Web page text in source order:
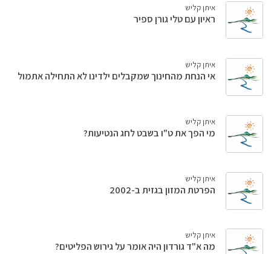
איתן קליש
ראיון עם טלי גורן ספיר
איתן קליש
אי הנחת מהחינוך שמקבלים ילדינו לא התחילה אתמול
איתן קליש
מי הפך את ט"ו בשבט לחג הנטיעות?
איתן קליש
הפרטת המזון בגזית ב-2002
איתן קליש
מה א"ד גורדון היה אומר על גירוש הפליטים?